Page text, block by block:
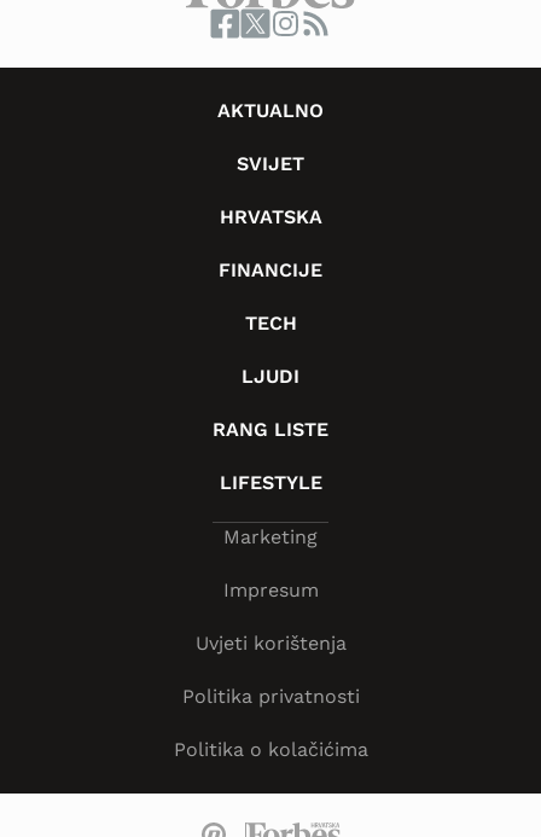
AKTUALNO
SVIJET
HRVATSKA
FINANCIJE
TECH
LJUDI
RANG LISTE
LIFESTYLE
Marketing
Impresum
Uvjeti korištenja
Politika privatnosti
Politika o kolačićima